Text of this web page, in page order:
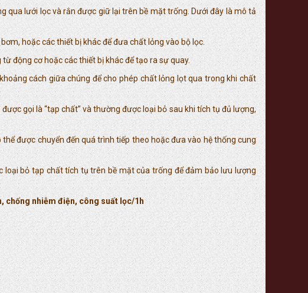
qua lưới lọc và rắn được giữ lại trên bề mặt trống. Dưới đây là mô tả
hoặc các thiết bị khác để đưa chất lỏng vào bộ lọc.
động cơ hoặc các thiết bị khác để tạo ra sự quay.
cách giữa chúng để cho phép chất lỏng lọt qua trong khi chất
gọi là “tạp chất” và thường được loại bỏ sau khi tích tụ đủ lượng,
được chuyển đến quá trình tiếp theo hoặc đưa vào hệ thống cung
loại bỏ tạp chất tích tụ trên bề mặt của trống để đảm bảo lưu lượng
chống nhiễm điện, công suất lọc/1h